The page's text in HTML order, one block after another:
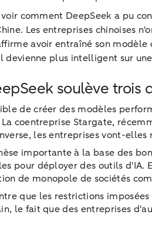
comment DeepSeek a pu
Les entreprises chinoises
avoir entraîné son modèle
plus intelligent sur
soulève trois
de créer des modèles
coentreprise Stargate,
les entreprises vont-
importante à la base des
pour déployer des outils
de monopole de sociétés
que les restrictions
le fait que des entreprises